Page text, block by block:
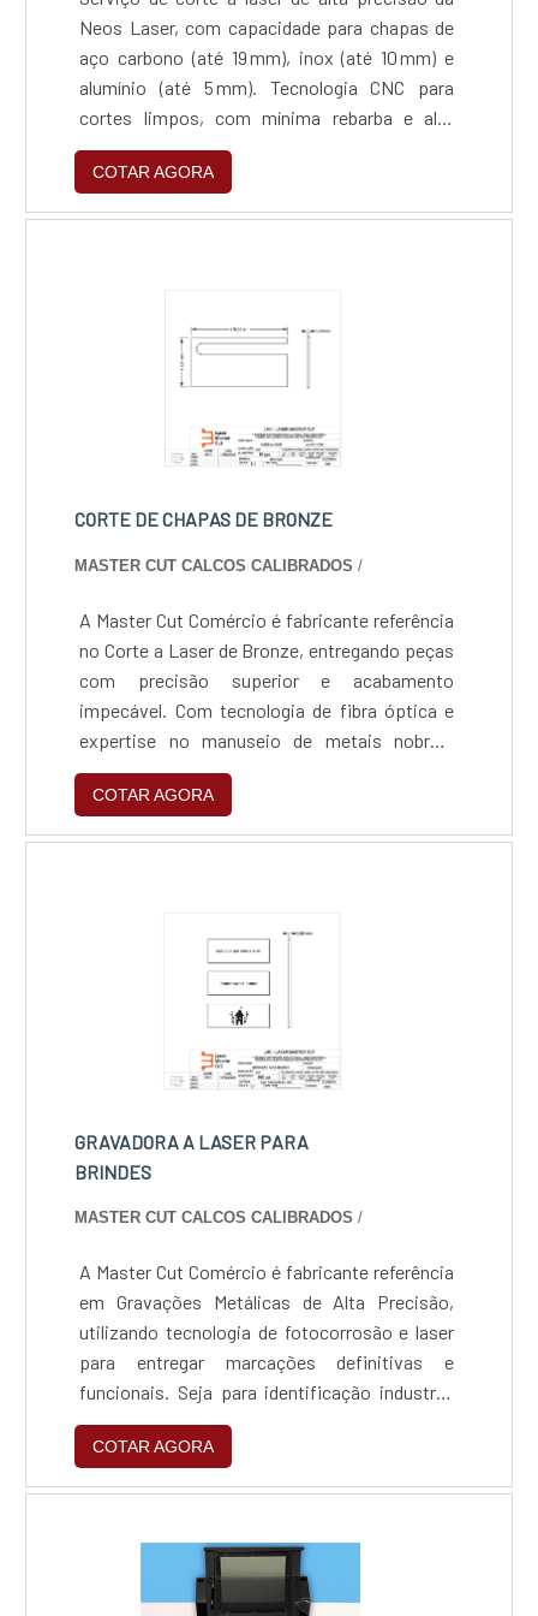
Neos Laser, com capacidade para chapas de
aço carbono (até 19 mm), inox (até 10 mm) e
alumínio (até 5 mm). Tecnologia CNC para
cortes limpos, com mínima rebarba e alta
repetibilidade. Compatível com arquivos
vetoriais (.dxf, .dwg, .ai) e ideal para projetos
técnicos com tolerância dimensional rigorosa.
qualidade e eficiência.
COTAR AGORA
CORTE DE CHAPAS DE BRONZE
MASTER CUT CALCOS CALIBRADOS /
A Master Cut Comércio é fabricante referência
no Corte a Laser de Bronze, entregando peças
com precisão superior e acabamento
impecável. Com tecnologia de fibra óptica e
expertise no manuseio de metais nobres,
transformamos chapas e perfis em
componentes industriais de alta performance
e peças decorativas complexas, unindo
COTAR AGORA
GRAVADORA A LASER PARA
BRINDES
MASTER CUT CALCOS CALIBRADOS /
A Master Cut Comércio é fabricante referência
em Gravações Metálicas de Alta Precisão,
utilizando tecnologia de fotocorrosão e laser
para entregar marcações definitivas e
funcionais. Seja para identificação industrial
rigorosa ou para personalização decorativa de
luxo, nossos processos garantem
profundidade real e durabilidade vitalícia,
agilidade produtiva da Master Cut.
COTAR AGORA